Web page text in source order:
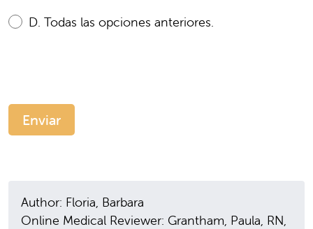
D. Todas las opciones anteriores.
Author: Floria, Barbara
Online Medical Reviewer: Grantham, Paula, RN,